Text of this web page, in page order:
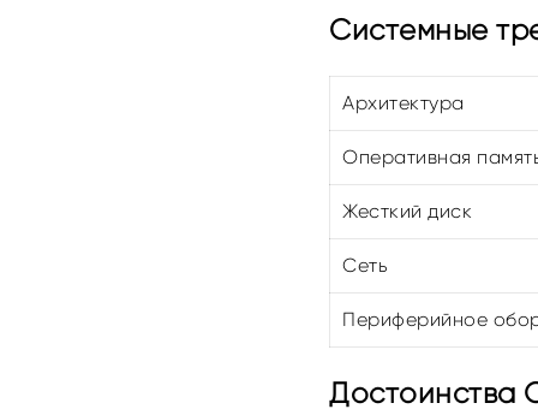
Системные
Архитектура
Оперативная
Жесткий диск
Сеть
Периферийное
Достоинства